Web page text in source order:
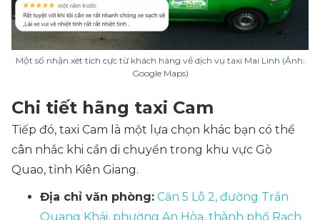
Một số nhận xét tích cực từ khách hàng về dịch vụ taxi Mai Linh (Ảnh:
Google Maps)
Chi tiết hãng taxi Cam
Tiếp đó, taxi Cam là một lựa chọn khác bạn có thể
cân nhắc khi cần di chuyển trong khu vực Gò
Quao, tỉnh Kiên Giang.
Địa chỉ văn phòng: Căn 5 Lô 2, đường Trần
Quang Khải, phường An Hòa, thành phố Rạch